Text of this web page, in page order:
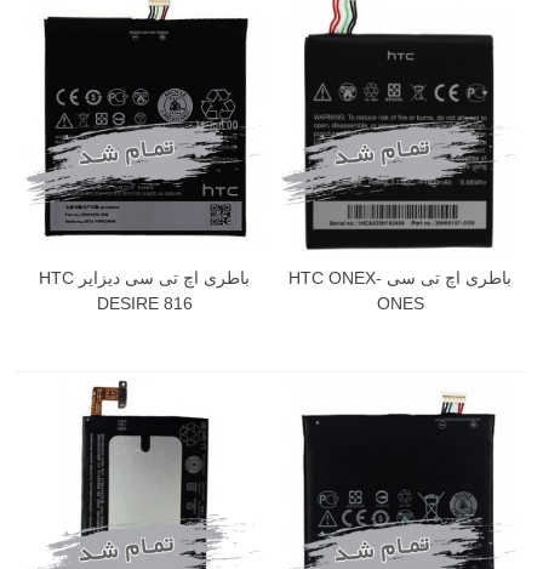
باطری اچ تی سی HTC ONEX-
ONES
باطری اچ تی سی دیزایر HTC
DESIRE 816